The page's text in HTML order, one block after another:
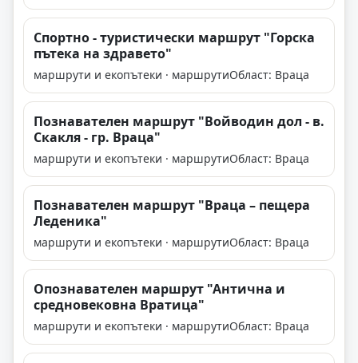
Спортно - туристически маршрут "Горска
пътека на здравето"
маршрути и екопътеки · маршрутиОбласт: Враца
Познавателен маршрут "Войводин дол - в.
Скакля - гр. Враца"
маршрути и екопътеки · маршрутиОбласт: Враца
Познавателен маршрут "Враца – пещера
Леденика"
маршрути и екопътеки · маршрутиОбласт: Враца
Опознавателен маршрут "Антична и
средновековна Вратица"
маршрути и екопътеки · маршрутиОбласт: Враца